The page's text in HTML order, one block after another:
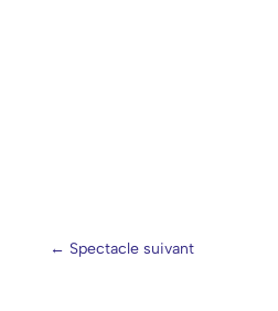
← Spectacle suivant